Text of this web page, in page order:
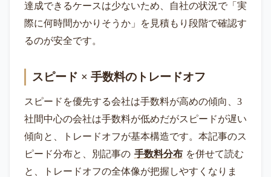
達成できるケースは少ないため、自社の状況で「実
際に何時間かかりそうか」を見積もり段階で確認す
るのが安全です。
スピード × 手数料のトレードオフ
スピードを優先する会社は手数料が高めの傾向、3
社間中心の会社は手数料が低めだがスピードが遅い
傾向と、トレードオフが基本構造です。本記事のス
ピード分布と、別記事の 手数料分布 を併せて読む
と、トレードオフの全体像が把握しやすくなりま